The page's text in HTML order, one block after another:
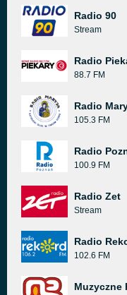
Radio 90
Stream
Radio
88.7 FM
Radio
105.3 FM
Radio
100.9 FM
Radio Zet
Stream
Radio
102.6 FM
Muzyczne